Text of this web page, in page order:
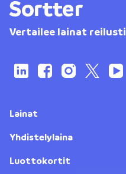
Vertailee lainat reilusti
Lainat
Yhdistelylaina
Luottokortit